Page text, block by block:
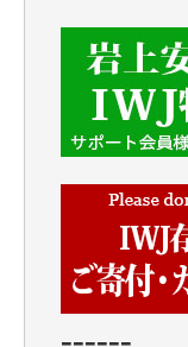
■■■■■■